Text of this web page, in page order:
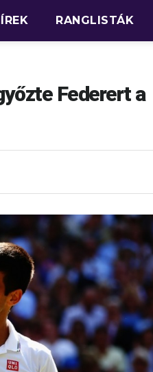
RANGLISTÁK
Federert a